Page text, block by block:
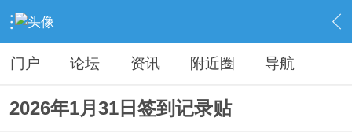
› 分类信息 › 广告灌水 › 内容
门户 论坛 资讯 附近圈 导航
2026年1月31日签到记录贴